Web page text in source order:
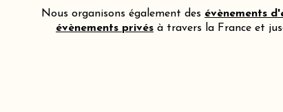
Nous organisons également des évènements
évènements privés à travers la France et